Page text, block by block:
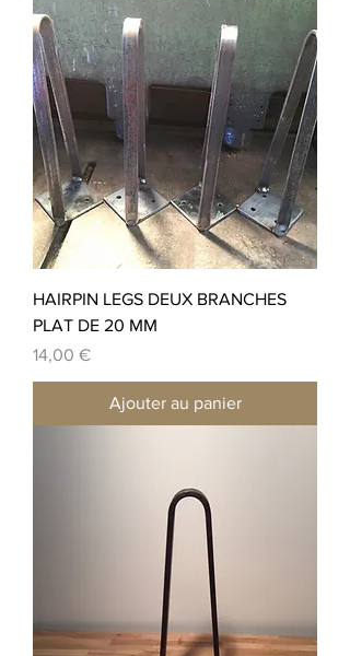
HAIRPIN LEGS DEUX BRANCHES
PLAT DE 20 MM
Prix
14,00 €
Ajouter au panier